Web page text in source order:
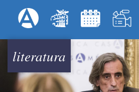
al
principal
Menú Superior
literatura